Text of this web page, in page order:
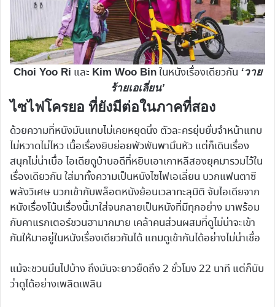
Choi Yoo Ri และ Kim Woo Binในหนังเรื่องเดียวกัน ‘วาย
ร้ายเอเลี่ยน’
ไซไฟโครยอ ที่ยังมีต่อในภาคที่สอง
ด้วยความที่หนังมันแทบไม่เคยหยุดนิ่ง ตัวละครยุ่บยั่บจำหน้าแทบ
ไม่หวาดไม่ไหว เนื้อเรื่องยิบย่อยพัวพันพามึนหัว แต่ก็เดินเรื่อง
สนุกไม่น่าเบื่อ ไอเดียดูบ้าบอดีที่หยิบเอาเกาหลีสองยุคมารวมไว้ใน
เรื่องเดียวกัน ใส่มาทั้งความเป็นหนังไซไฟเอเลี่ยน บวกแฟนตาซี
พลังวิเศษ บวกเข้ากับพล็อตหนังย้อนเวลาทะลุมิติ จับไอเดียจาก
หนังเรื่องโน้นเรื่องนี้มาใส่จนกลายเป็นหนังที่มีทุกอย่าง มาพร้อม
กับคาแรกเตอร์ชวนฮามากมาย เคล้าคนส่วนผสมที่ดูไม่น่าจะเข้า
กันให้มาอยู่ในหนังเรื่องเดียวกันได้ แถมดูเข้ากันได้อย่างไม่น่าเชื่อ
แม้จะชวนมึนไปบ้าง ถึงมันจะยาวยืดถึง 2 ชั่วโมง 22 นาที แต่ก็นับ
ว่าดูได้อย่างเพลิดเพลิน